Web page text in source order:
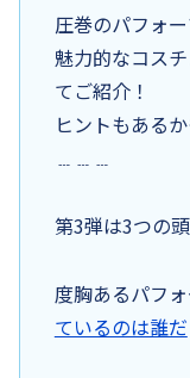
圧巻のパフォ
魅力的なコス
てご紹介！
ヒントもある
﹍﹍﹍
第3弾は3つの
度胸あるパフ
ているのは誰だ